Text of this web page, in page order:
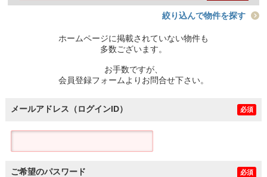
絞り込んで物件を探す
ホームページに掲載されていない物件も
多数ございます。
お手数ですが、
会員登録フォームよりお問合せ下さい。
メールアドレス（ログインID） 必須
ご希望のパスワード 必須